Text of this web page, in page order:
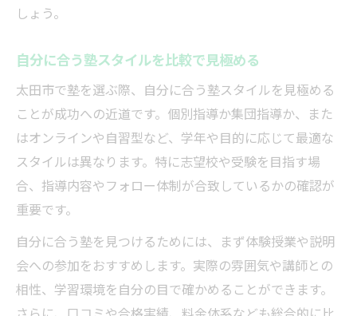
しょう。
自分に合う塾スタイルを比較で見極める
太田市で塾を選ぶ際、自分に合う塾スタイルを見極める
ことが成功への近道です。個別指導か集団指導か、また
はオンラインや自習型など、学年や目的に応じて最適な
スタイルは異なります。特に志望校や受験を目指す場
合、指導内容やフォロー体制が合致しているかの確認が
重要です。
自分に合う塾を見つけるためには、まず体験授業や説明
会への参加をおすすめします。実際の雰囲気や講師との
相性、学習環境を自分の目で確かめることができます。